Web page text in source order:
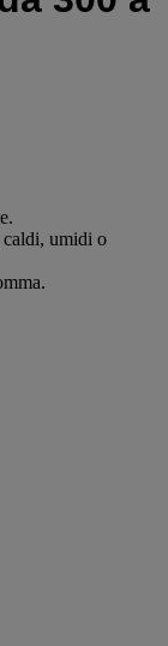
caldi, umidi o